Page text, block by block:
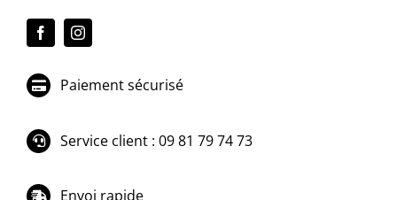
Paiement sécurisé
Service client : 09 81 79 74 73
Envoi rapide